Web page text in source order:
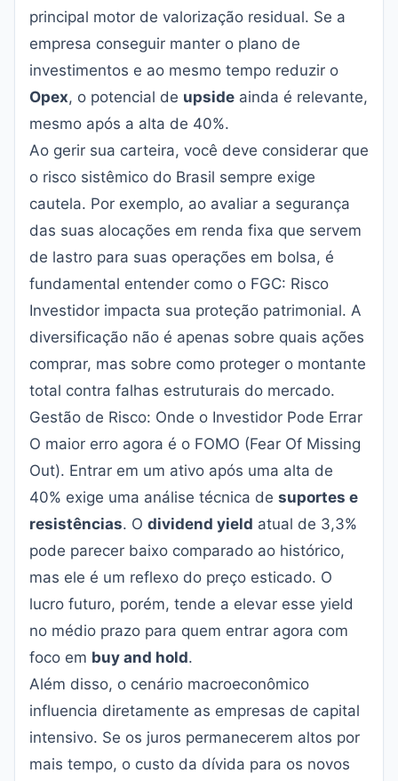
principal motor de valorização residual. Se a
empresa conseguir manter o plano de
investimentos e ao mesmo tempo reduzir o
Opex, o potencial de upside ainda é relevante,
mesmo após a alta de 40%.
Ao gerir sua carteira, você deve considerar que
o risco sistêmico do Brasil sempre exige
cautela. Por exemplo, ao avaliar a segurança
das suas alocações em renda fixa que servem
de lastro para suas operações em bolsa, é
fundamental entender como o FGC: Risco
Investidor impacta sua proteção patrimonial. A
diversificação não é apenas sobre quais ações
comprar, mas sobre como proteger o montante
total contra falhas estruturais do mercado.
Gestão de Risco: Onde o Investidor Pode Errar
O maior erro agora é o FOMO (Fear Of Missing
Out). Entrar em um ativo após uma alta de
40% exige uma análise técnica de suportes e
resistências. O dividend yield atual de 3,3%
pode parecer baixo comparado ao histórico,
mas ele é um reflexo do preço esticado. O
lucro futuro, porém, tende a elevar esse yield
no médio prazo para quem entrar agora com
foco em buy and hold.
Além disso, o cenário macroeconômico
influencia diretamente as empresas de capital
intensivo. Se os juros permanecerem altos por
mais tempo, o custo da dívida para os novos